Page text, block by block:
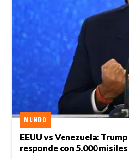
EEUU vs Venezuela:
responde con 5.000 misiles
MUNDO